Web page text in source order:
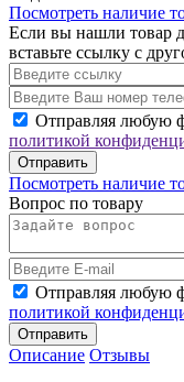
Посмотреть наличие
Если вы нашли товар
вставьте ссылку с
Отправляя любую
политикой
Отправить
Посмотреть наличие
Вопрос по товару
Отправляя любую
политикой
Отправить
Описание Отзывы